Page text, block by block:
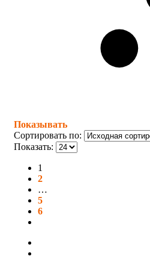
Показывать
Сортировать по:
Показать:
1
2
…
5
6